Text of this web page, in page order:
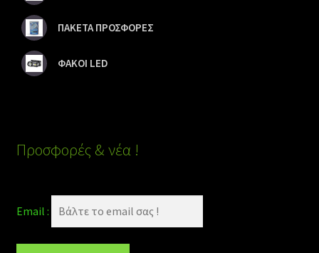
ΠΑΚΕΤΑ ΠΡΟΣΦΟΡΕΣ
ΦΑΚΟΙ LED
Προσφορές & νέα !
Email :